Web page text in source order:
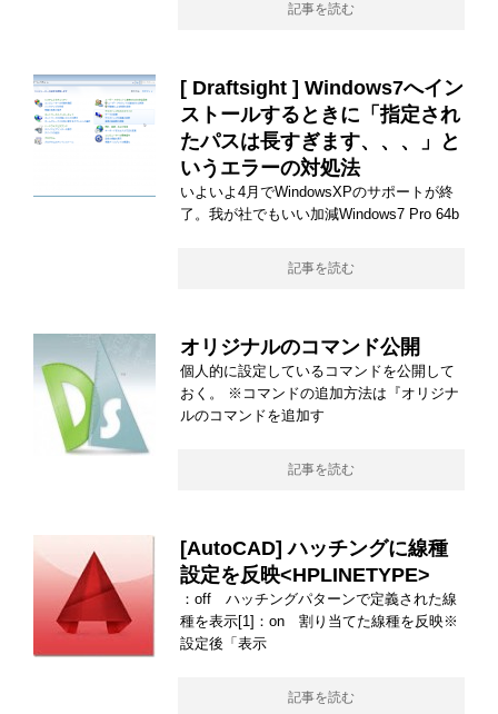
記事を読む
[ Draftsight ] Windows7へイン
ストールするときに「指定され
たパスは長すぎます、、、」と
いうエラーの対処法
いよいよ4月でWindowsXPのサポートが終
了。我が社でもいい加減Windows7 Pro 64b
記事を読む
オリジナルのコマンド公開
個人的に設定しているコマンドを公開して
おく。 ※コマンドの追加方法は『オリジナ
ルのコマンドを追加す
記事を読む
[AutoCAD] ハッチングに線種
設定を反映<HPLINETYPE>
：off ハッチングパターンで定義された線
種を表示[1]：on 割り当てた線種を反映※
設定後「表示
記事を読む